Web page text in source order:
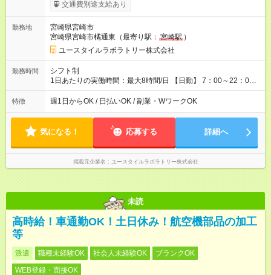
間×4回=4万3,520円 週3回勤務の場合：1,360円×8時間×12回
7,600円 【試用期間】試用期間あり 試用期間の長さ：2ヶ月
※ 雇用形態と給与に、本採用時と異なる部分があります。 雇用
形態：本採用時と同じです。 給与：時給 1,030円以上
交通費別途支給あり
勤務地
宮崎県宮崎市
宮崎県宮崎市橘通東（最寄り駅： 宮崎駅 ）
ユースタイルラボラトリー株式会社
勤務時間
シフト制
1日あたりの実働時間：最大8時間/日 【日勤】 7：00～22：00
の間で4～8時間勤務（休憩時間は法定通り） ※週1日～OK ／ 1
日4時間から勤務OK ／ 夜勤なし ＊＊ 勤務時間例 ＊＊ ■7時
変動 ※曜日固定（毎週同じ曜日勤務）
特徴 週1日からOK / 日払いOK / 副業・WワークOK
気になる！ 応募する 詳細へ
掲載元企業名 ユースタイルラボラトリー株式会社
未読
高時給！車通勤OK！土日休み！航空機部品の加工
等
派遣 職種未経験OK 社会人未経験OK
ブランクOK
WEB登録・面接OK